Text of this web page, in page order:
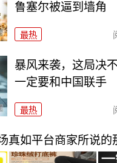
鲁塞尔被逼到墙角
最热
暴风来袭，这局决
一定要和中国联手
最热
真如平台商家所说的